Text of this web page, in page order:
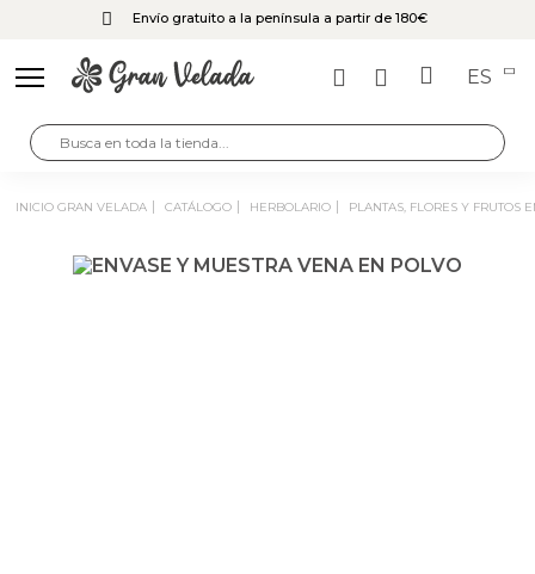
Envío gratuito a la península a partir de 180€
ES
INICIO GRAN VELADA CATÁLOGO HERBOLARIO PLANTAS, FLORES Y FRUTOS